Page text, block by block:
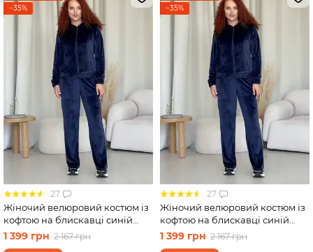
Спідниці Велосипедки
Футболки
−35%
27
Жіночий велюровий костюм із
кофтою на блискавці синій
Merlini Варна 100001262 розмір
46-48 (L-XL)
1 399 грн 2 167 грн
−35%
27
Жіночий велюровий костюм із
кофтою на блискавці синій
Merlini Варна 100001262 розмір
42-44 (S-M)
1 399 грн 2 167 грн